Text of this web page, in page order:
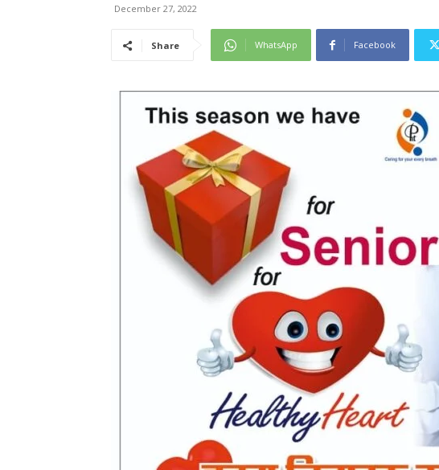
December 27, 2022
Share WhatsApp Facebook